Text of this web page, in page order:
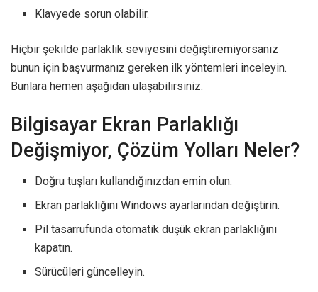
Klavyede sorun olabilir.
Hiçbir şekilde parlaklık seviyesini değiştiremiyorsanız
bunun için başvurmanız gereken ilk yöntemleri inceleyin.
Bunlara hemen aşağıdan ulaşabilirsiniz.
Bilgisayar Ekran Parlaklığı
Değişmiyor, Çözüm Yolları Neler?
Doğru tuşları kullandığınızdan emin olun.
Ekran parlaklığını Windows ayarlarından değiştirin.
Pil tasarrufunda otomatik düşük ekran parlaklığını
kapatın.
Sürücüleri güncelleyin.